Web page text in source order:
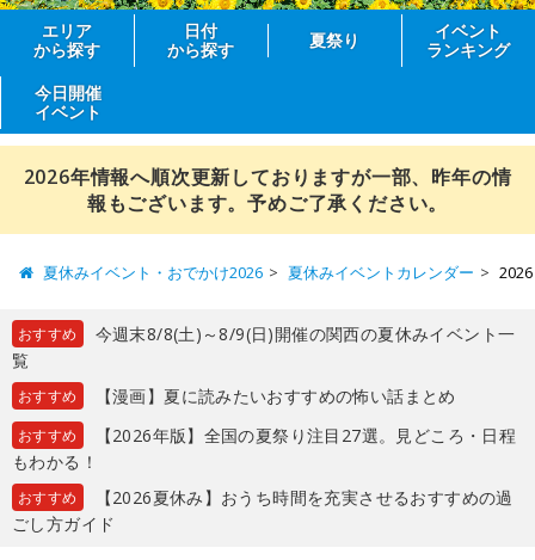
エリア
から探す
日付
から探す
夏祭り
イベント
ランキング
今日開催
イベント
2026年情報へ順次更新しておりますが一部、昨年の情
報もございます。予めご了承ください。
夏休みイベント・おでかけ2026 夏休みイベントカレンダー
おすすめ
今週末8/8(土)～8/9(日)開催の関西の夏休みイベント一
覧
おすすめ 【漫画】夏に読みたいおすすめの怖い話まとめ
おすすめ
【2026年版】全国の夏祭り注目27選。見どころ・日程
もわかる！
おすすめ
【2026夏休み】おうち時間を充実させるおすすめの過
ごし方ガイド